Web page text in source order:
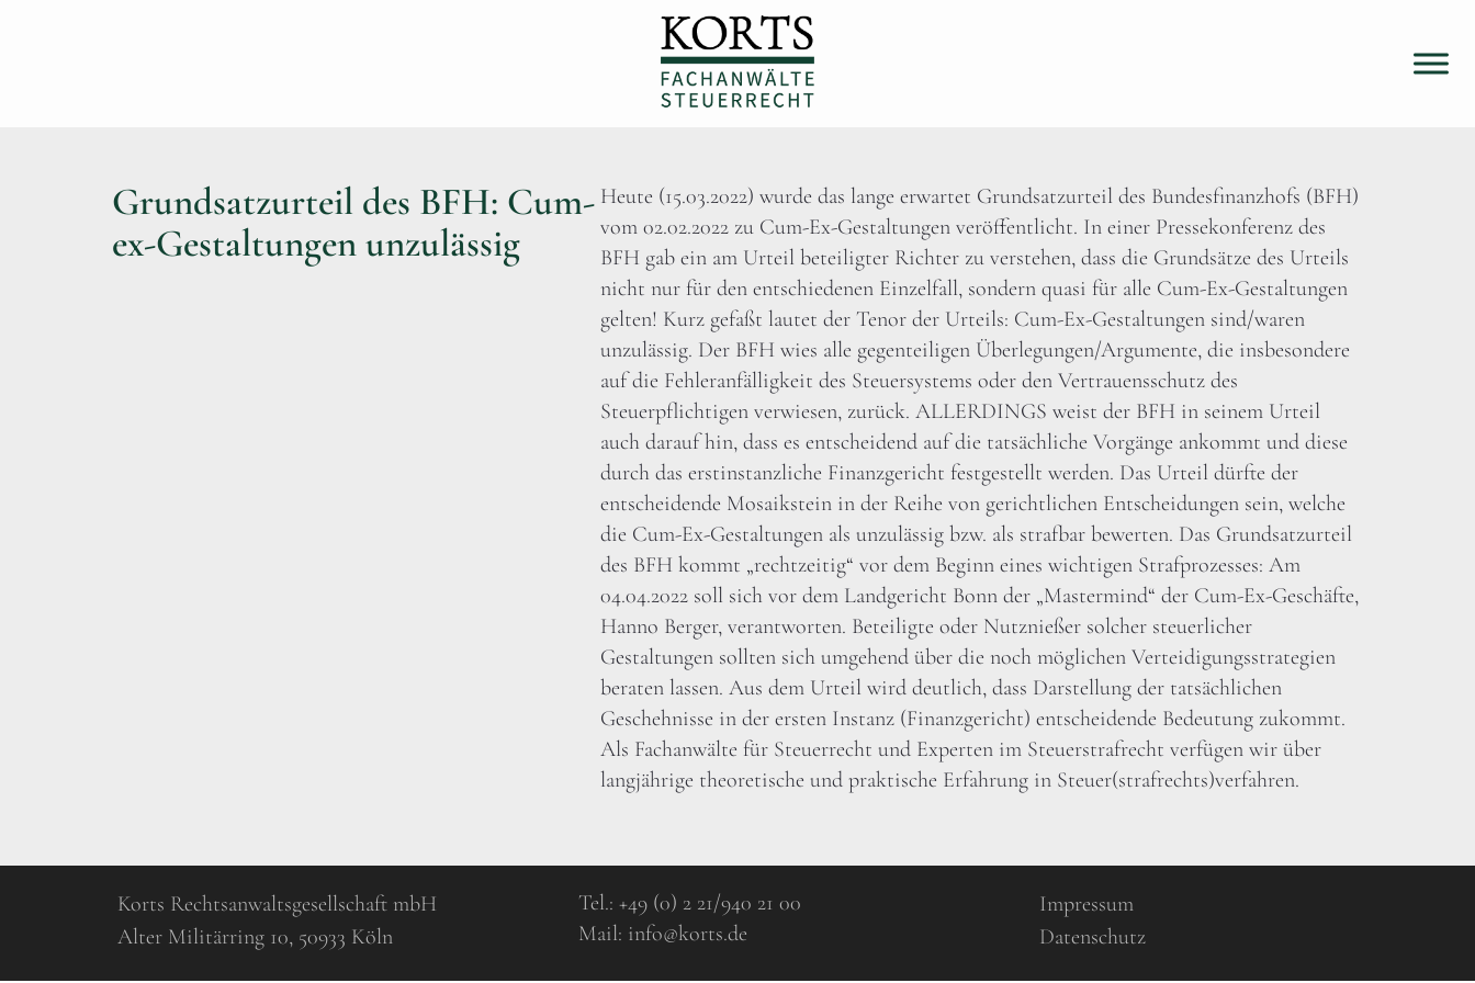
Grundsatzurteil des BFH: Cum-
ex-Gestaltungen unzulässig
Heute (15.03.2022) wurde das lange erwartet Grundsatzurteil des Bundesfinanzhofs (BFH)
vom 02.02.2022 zu Cum-Ex-Gestaltungen veröffentlicht. In einer Pressekonferenz des
BFH gab ein am Urteil beteiligter Richter zu verstehen, dass die Grundsätze des Urteils
nicht nur für den entschiedenen Einzelfall, sondern quasi für alle Cum-Ex-Gestaltungen
gelten! Kurz gefaßt lautet der Tenor der Urteils: Cum-Ex-Gestaltungen sind/waren
unzulässig. Der BFH wies alle gegenteiligen Überlegungen/Argumente, die insbesondere
auf die Fehleranfälligkeit des Steuersystems oder den Vertrauensschutz des
Steuerpflichtigen verwiesen, zurück. ALLERDINGS weist der BFH in seinem Urteil
auch darauf hin, dass es entscheidend auf die tatsächliche Vorgänge ankommt und diese
durch das erstinstanzliche Finanzgericht festgestellt werden. Das Urteil dürfte der
entscheidende Mosaikstein in der Reihe von gerichtlichen Entscheidungen sein, welche
die Cum-Ex-Gestaltungen als unzulässig bzw. als strafbar bewerten. Das Grundsatzurteil
des BFH kommt „rechtzeitig“ vor dem Beginn eines wichtigen Strafprozesses: Am
04.04.2022 soll sich vor dem Landgericht Bonn der „Mastermind“ der Cum-Ex-Geschäfte,
Hanno Berger, verantworten. Beteiligte oder Nutznießer solcher steuerlicher
Gestaltungen sollten sich umgehend über die noch möglichen Verteidigungsstrategien
beraten lassen. Aus dem Urteil wird deutlich, dass Darstellung der tatsächlichen
Geschehnisse in der ersten Instanz (Finanzgericht) entscheidende Bedeutung zukommt.
Als Fachanwälte für Steuerrecht und Experten im Steuerstrafrecht verfügen wir über
langjährige theoretische und praktische Erfahrung in Steuer(strafrechts)verfahren.
Korts Rechtsanwaltsgesellschaft mbH
Alter Militärring 10, 50933 Köln
Tel.: +49 (0) 2 21/940 21 00
Mail: info@korts.de
Impressum
Datenschutz